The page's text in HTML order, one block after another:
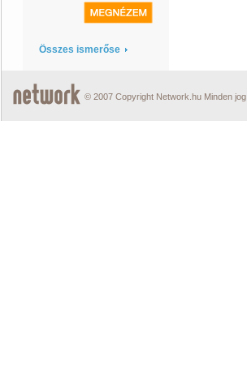
Összes ismerőse
© 2007 Copyright Network.hu Minden jog